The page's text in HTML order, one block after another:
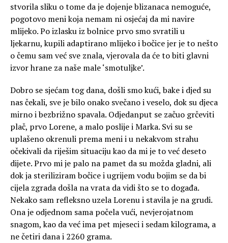
stvorila sliku o tome da je dojenje blizanaca nemoguće,
pogotovo meni koja nemam ni osjećaj da mi navire
mlijeko. Po izlasku iz bolnice prvo smo svratili u
ljekarnu, kupili adaptirano mlijeko i bočice jer je to nešto
o čemu sam već sve znala, vjerovala da će to biti glavni
izvor hrane za naše male ‘smotuljke’.
Dobro se sjećam tog dana, došli smo kući, bake i djed su
nas čekali, sve je bilo onako svečano i veselo, dok su djeca
mirno i bezbrižno spavala. Odjedanput se začuo grčeviti
plač, prvo Lorene, a malo poslije i Marka. Svi su se
uplašeno okrenuli prema meni i u nekakvom strahu
očekivali da riješim situaciju kao da mi je to već deseto
dijete. Prvo mi je palo na pamet da su možda gladni, ali
dok ja steriliziram bočice i ugrijem vodu bojim se da bi
cijela zgrada došla na vrata da vidi što se to događa.
Nekako sam refleksno uzela Lorenu i stavila je na grudi.
Ona je odjednom sama počela vući, nevjerojatnom
snagom, kao da već ima pet mjeseci i sedam kilograma, a
ne četiri dana i 2260 grama.